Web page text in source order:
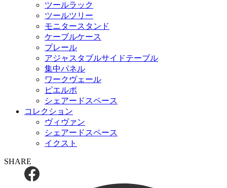
ツールラック
ツールツリー
モニタースタンド
ケーブルケース
プレール
アジャスタブルサイドテーブル
集中パネル
ワークヴェール
ピエルポ
シェアードスペース
コレクション
ヴィヴァン
シェアードスペース
イクスト
SHARE